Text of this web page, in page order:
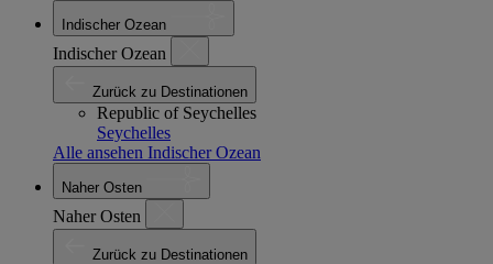
Indischer Ozean
Indischer Ozean
Zurück zu Destinationen
Republic of Seychelles
Seychelles
Alle ansehen Indischer Ozean
Naher Osten
Naher Osten
Zurück zu Destinationen